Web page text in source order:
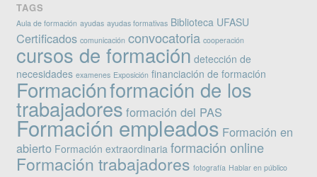
TAGS
Aula de formación ayudas ayudas formativas Biblioteca UFASU
Certificados comunicación convocatoria cooperación
cursos de formación detección de
necesidades examenes Exposición financiación de formación
Formaciónformación de los
trabajadores formación del PAS
Formación empleados Formación en
abierto Formación extraordinaria formación online
Formación trabajadores fotografía Hablar en público